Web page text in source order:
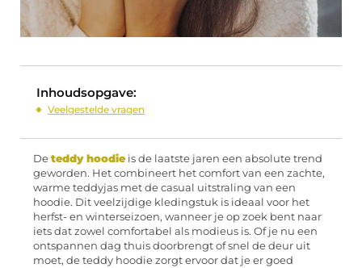
Inhoudsopgave:
Veelgestelde vragen
De teddy hoodieis de laatste jaren een absolute trend
geworden. Het combineert het comfort van een zachte,
warme teddyjas met de casual uitstraling van een
hoodie. Dit veelzijdige kledingstuk is ideaal voor het
herfst- en winterseizoen, wanneer je op zoek bent naar
iets dat zowel comfortabel als modieus is. Of je nu een
ontspannen dag thuis doorbrengt of snel de deur uit
moet, de teddy hoodie zorgt ervoor dat je er goed